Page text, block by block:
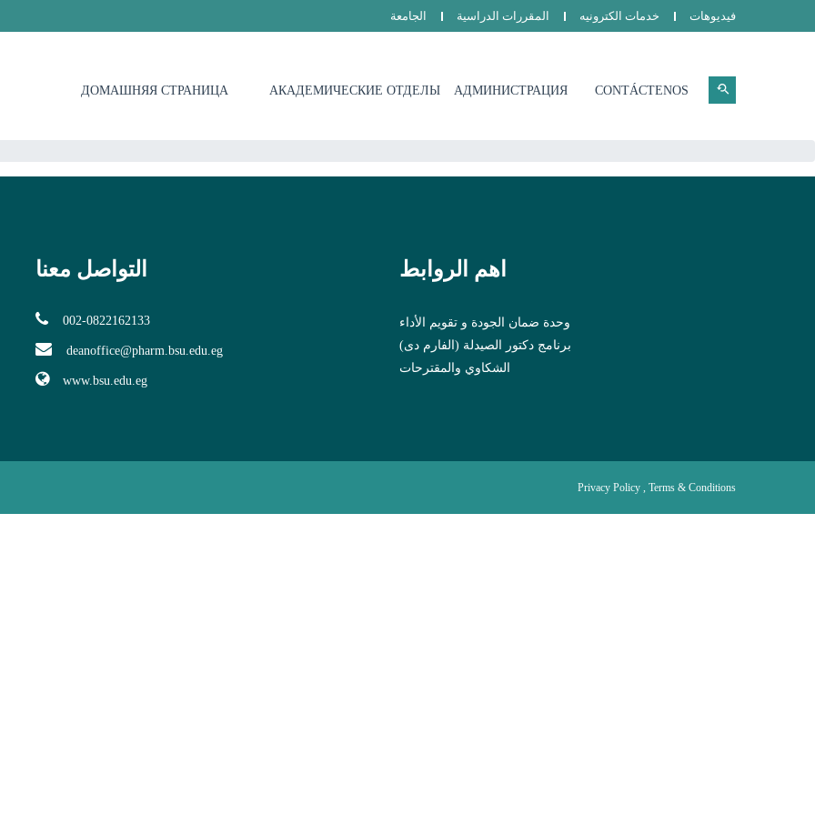
الجامعة المقررات الدراسية خدمات الكترونيه فيديوهات
ДОМАШНЯЯ СТРАНИЦА АКАДЕМИЧЕСКИЕ ОТДЕЛЫ АДМИНИСТРАЦИЯ CONTÁCTENOS
التواصل معنا
002-0822162133
deanoffice@pharm.bsu.edu.eg
www.bsu.edu.eg
اهم الروابط
وحدة ضمان الجودة و تقويم الأداء
برنامج دكتور الصيدلة (الفارم دى)
الشكاوي والمقترحات
Privacy Policy , Terms & Conditions